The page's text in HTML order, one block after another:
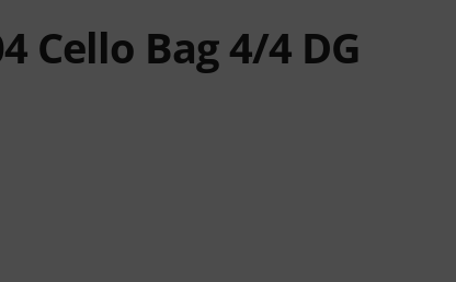
Cello Bag 4/4 DG
dei clienti